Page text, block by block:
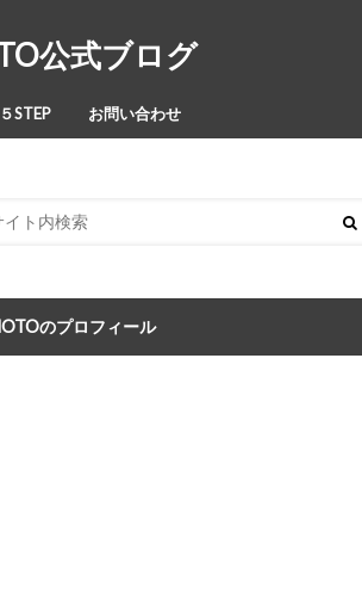
公式ブログ
STEP お問い合わせ
のプロフィール